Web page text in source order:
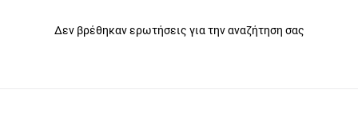
Δεν βρέθηκαν ερωτήσεις για την αναζήτηση σας